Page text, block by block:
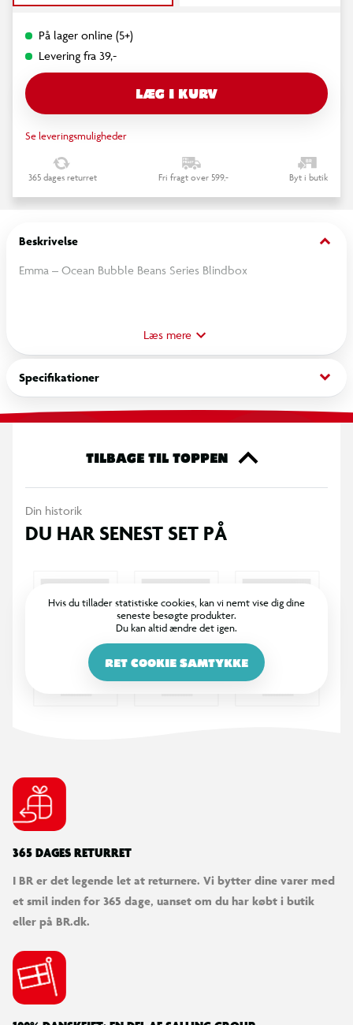
På lager online (5+)
Levering fra 39,-
LÆG I KURV
Se leveringsmuligheder
365 dages returret Fri fragt over 599,- Byt i butik
Beskrivelse keyboard_arrow_down
Emma – Ocean Bubble Beans Series Blindbox
blindbox indeholder en tilfældig minifigur fra denne serie
fyldt med farverige og legende designs i forskellige effekter
og farver – perfekt til samlere, fans og alle, der elsker søde
mini-figurer.
Læs mere
Specifikationer keyboard_arrow_down
TILBAGE TIL TOPPEN
Din historik
DU HAR SENEST SET PÅ
Hvis du tillader statistiske cookies, kan vi nemt vise dig dine
seneste besøgte produkter.
Du kan altid ændre det igen.
RET COOKIE SAMTYKKE
365 DAGES RETURRET
I BR er det legende let at returnere. Vi bytter dine varer med
et smil inden for 365 dage, uanset om du har købt i butik
eller på BR.dk.